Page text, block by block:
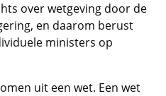
over wetgeving door de
en daarom berust
ministers op
uit een wet. Een wet